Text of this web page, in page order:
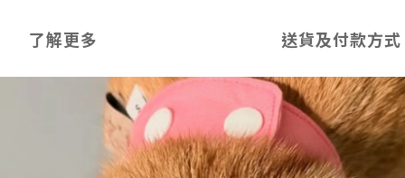
了解更多 送貨及付款方式